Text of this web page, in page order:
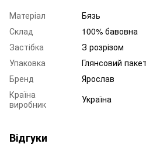
Матеріал
Бязь
Склад
100% бавовна
Застібка
З розрізом
Упаковка
Глянсовий пакет
Бренд
Ярослав
Країна
виробник
Україна
Відгуки